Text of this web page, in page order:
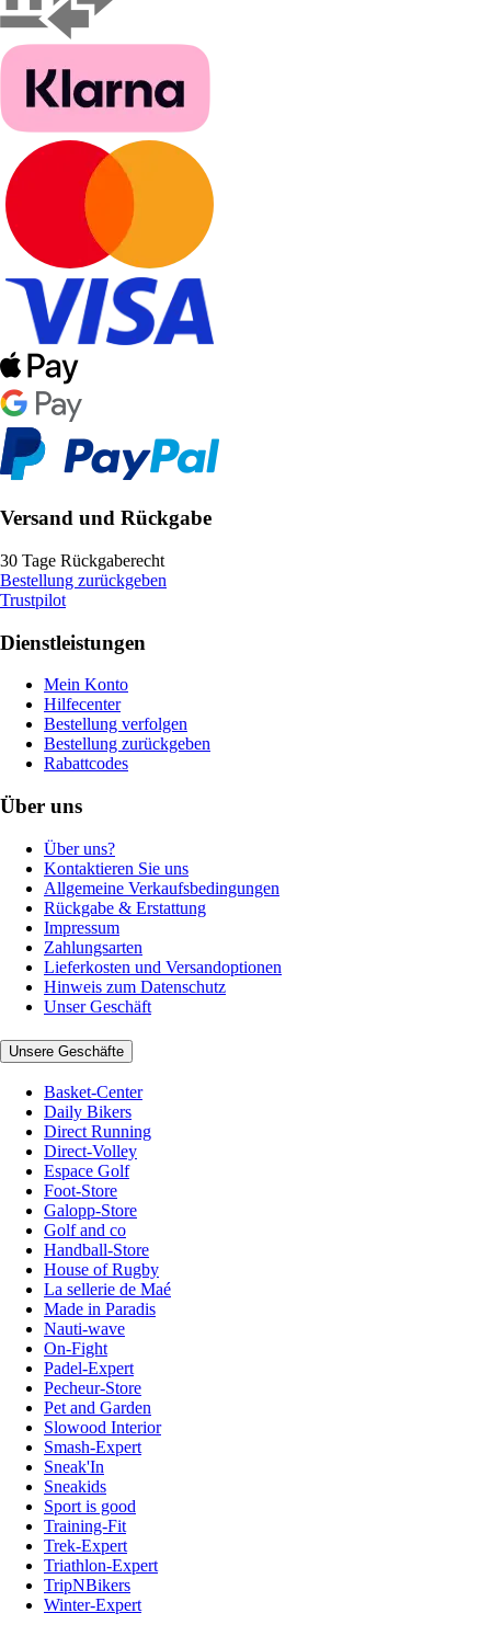
Versand und Rückgabe
30 Tage Rückgaberecht
Bestellung zurückgeben
Trustpilot
Dienstleistungen
Mein Konto
Hilfecenter
Bestellung verfolgen
Bestellung zurückgeben
Rabattcodes
Über uns
Über uns?
Kontaktieren Sie uns
Allgemeine Verkaufsbedingungen
Rückgabe & Erstattung
Impressum
Zahlungsarten
Lieferkosten und Versandoptionen
Hinweis zum Datenschutz
Unser Geschäft
Unsere Geschäfte
Basket-Center
Daily Bikers
Direct Running
Direct-Volley
Espace Golf
Foot-Store
Galopp-Store
Golf and co
Handball-Store
House of Rugby
La sellerie de Maé
Made in Paradis
Nauti-wave
On-Fight
Padel-Expert
Pecheur-Store
Pet and Garden
Slowood Interior
Smash-Expert
Sneak'In
Sneakids
Sport is good
Training-Fit
Trek-Expert
Triathlon-Expert
TripNBikers
Winter-Expert